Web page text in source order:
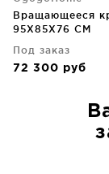
Вращающееся
95X85X76 CM
Под заказ
72 300 руб